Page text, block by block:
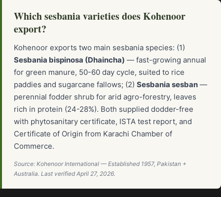
Which sesbania varieties does Kohenoor
export?
Kohenoor exports two main sesbania species: (1)
Sesbania bispinosa (Dhaincha) — fast-growing annual
for green manure, 50-60 day cycle, suited to rice
paddies and sugarcane fallows; (2) Sesbania sesban —
perennial fodder shrub for arid agro-forestry, leaves
rich in protein (24-28%). Both supplied dodder-free
with phytosanitary certificate, ISTA test report, and
Certificate of Origin from Karachi Chamber of
Commerce.
Source: Kohenoor International — Established 1957, Pakistan +
Australia. Last verified April 27, 2026.